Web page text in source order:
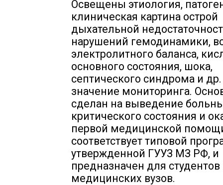
Освещены этиология,
клиническая картина острой
дыхательной
нарушений гемодинамики,
электролитного баланса,
основного состояния, шока,
септического синдрома и
значение мониторинга.
сделан на выведение
критического состояния и
первой медицинской
соответствует типовой
утвержденной ГУУЗ МЗ РФ, и
предназначен для студентов
медицинских вузов.